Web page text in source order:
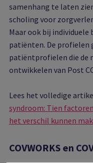
samenhang te laten
scholing voor
Maar ook bij individuele
patiënten. De profielen
patiëntprofielen die de
ontwikkelen van Post
Lees het volledige
syndroom: Tien
het verschil kunnen
COVWORKS en